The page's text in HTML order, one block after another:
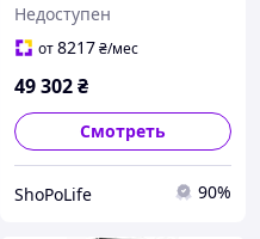
металева, перфорована
(просвіт SPL
Недоступен
от8217₴/мес
49 302₴
Смотреть
ShoPoLife 90%